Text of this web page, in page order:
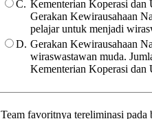
C. Kementerian Koperasi
Gerakan Kewirausahaan
pelajar untuk menjadi
D. Gerakan Kewirausahaan
wiraswastawan muda.
Kementerian Koperasi
Team favoritnya tereliminasi pada